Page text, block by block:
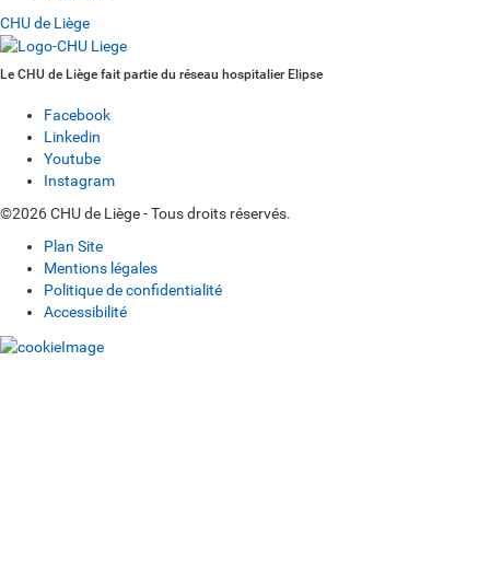
CHU de Liège
Le CHU de Liège fait partie du réseau hospitalier Elipse
Facebook
Linkedin
Youtube
Instagram
©2026 CHU de Liège - Tous droits réservés.
Plan Site
Mentions légales
Politique de confidentialité
Accessibilité